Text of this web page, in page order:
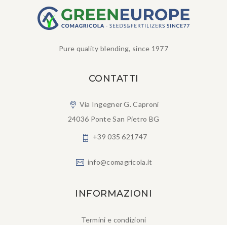
Pure quality blending, since 1977
CONTATTI
Via Ingegner G. Caproni
24036 Ponte San Pietro BG
+39 035 621747
info@comagricola.it
INFORMAZIONI
Termini e condizioni